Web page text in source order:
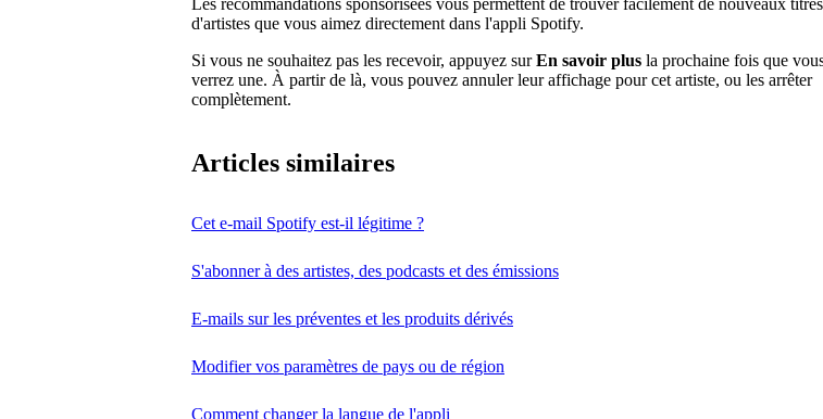
Les recommandations sponsorisées vous permettent de trouver facilement de nouveaux titres
d'artistes que vous aimez directement dans l'appli Spotify.
Si vous ne souhaitez pas les recevoir, appuyez surEn savoir plus la prochaine fois que
verrez une. À partir de là, vous pouvez annuler leur affichage pour cet artiste, ou les arrêter
complètement.
Articles similaires
Cet e-mail Spotify est-il légitime ?
S'abonner à des artistes, des podcasts et des émissions
E-mails sur les préventes et les produits dérivés
Modifier vos paramètres de pays ou de région
Comment changer la langue de l'appli